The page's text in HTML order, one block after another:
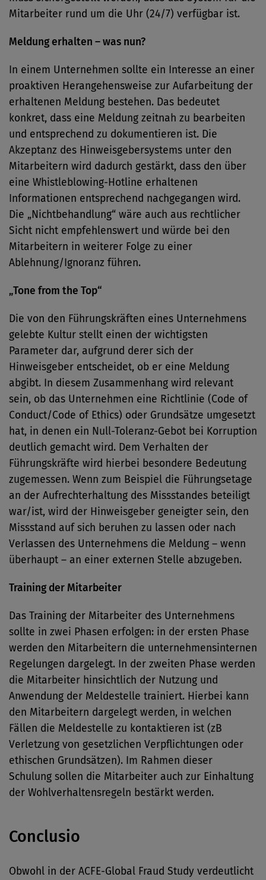
Mitarbeiter rund um die Uhr (24/7) verfügbar ist.
Meldung erhalten – was nun?
In einem Unternehmen sollte ein Interesse an einer
proaktiven Herangehensweise zur Aufarbeitung der
erhaltenen Meldung bestehen. Das bedeutet
konkret, dass eine Meldung zeitnah zu bearbeiten
und entsprechend zu dokumentieren ist. Die
Akzeptanz des Hinweisgebersystems unter den
Mitarbeitern wird dadurch gestärkt, dass den über
eine Whistleblowing-Hotline erhaltenen
Informationen entsprechend nachgegangen wird.
Die „Nichtbehandlung“ wäre auch aus rechtlicher
Sicht nicht empfehlenswert und würde bei den
Mitarbeitern in weiterer Folge zu einer
Ablehnung/Ignoranz führen.
„Tone from the Top“
Die von den Führungskräften eines Unternehmens
gelebte Kultur stellt einen der wichtigsten
Parameter dar, aufgrund derer sich der
Hinweisgeber entscheidet, ob er eine Meldung
abgibt. In diesem Zusammenhang wird relevant
sein, ob das Unternehmen eine Richtlinie (Code of
Conduct/Code of Ethics) oder Grundsätze umgesetzt
hat, in denen ein Null-Toleranz-Gebot bei Korruption
deutlich gemacht wird. Dem Verhalten der
Führungskräfte wird hierbei besondere Bedeutung
zugemessen. Wenn zum Beispiel die Führungsetage
an der Aufrechterhaltung des Missstandes beteiligt
war/ist, wird der Hinweisgeber geneigter sein, den
Missstand auf sich beruhen zu lassen oder nach
Verlassen des Unternehmens die Meldung – wenn
überhaupt – an einer externen Stelle abzugeben.
Training der Mitarbeiter
Das Training der Mitarbeiter des Unternehmens
sollte in zwei Phasen erfolgen: in der ersten Phase
werden den Mitarbeitern die unternehmensinternen
Regelungen dargelegt. In der zweiten Phase werden
die Mitarbeiter hinsichtlich der Nutzung und
Anwendung der Meldestelle trainiert. Hierbei kann
den Mitarbeitern dargelegt werden, in welchen
Fällen die Meldestelle zu kontaktieren ist (zB
Verletzung von gesetzlichen Verpflichtungen oder
ethischen Grundsätzen). Im Rahmen dieser
Schulung sollen die Mitarbeiter auch zur Einhaltung
der Wohlverhaltensregeln bestärkt werden.
Conclusio
Obwohl in der ACFE-Global Fraud Study verdeutlicht